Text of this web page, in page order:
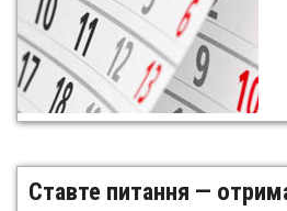
Ставте питання —